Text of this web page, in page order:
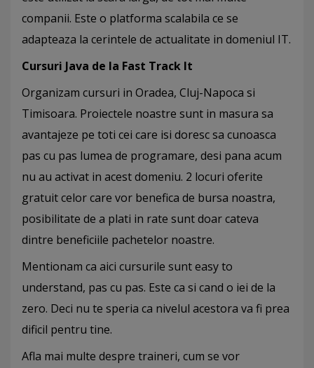
companii. Este o platforma scalabila ce se
adapteaza la cerintele de actualitate in domeniul IT.
Cursuri Java de la Fast Track It
Organizam cursuri in Oradea, Cluj-Napoca si
Timisoara. Proiectele noastre sunt in masura sa
avantajeze pe toti cei care isi doresc sa cunoasca
pas cu pas lumea de programare, desi pana acum
nu au activat in acest domeniu. 2 locuri oferite
gratuit celor care vor benefica de bursa noastra,
posibilitate de a plati in rate sunt doar cateva
dintre beneficiile pachetelor noastre.
Mentionam ca aici cursurile sunt easy to
understand, pas cu pas. Este ca si cand o iei de la
zero. Deci nu te speria ca nivelul acestora va fi prea
dificil pentru tine.
Afla mai multe despre traineri, cum se vor